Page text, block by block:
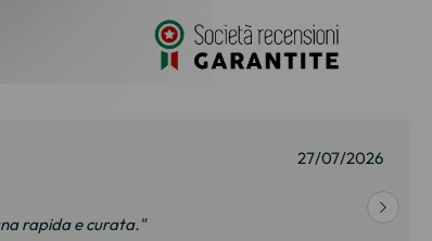
01/07/2026
questa libreria in negozio a 35% in più. È